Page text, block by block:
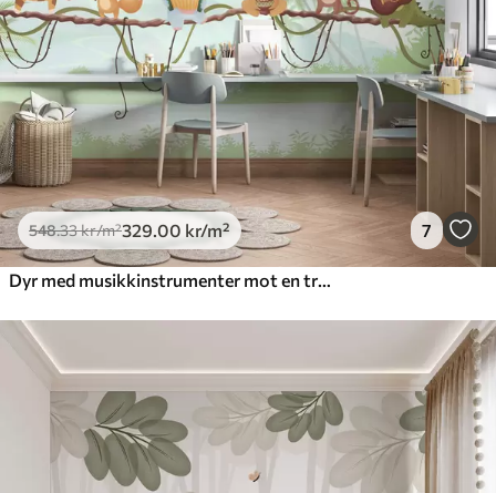
548.33kr/m²329 .00 kr/m² 7